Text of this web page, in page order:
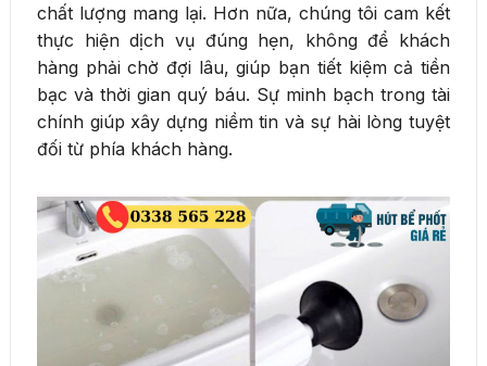
chất lượng mang lại. Hơn nữa, chúng tôi cam kết
thực hiện dịch vụ đúng hẹn, không để khách
hàng phải chờ đợi lâu, giúp bạn tiết kiệm cả tiền
bạc và thời gian quý báu. Sự minh bạch trong tài
chính giúp xây dựng niềm tin và sự hài lòng tuyệt
đối từ phía khách hàng.